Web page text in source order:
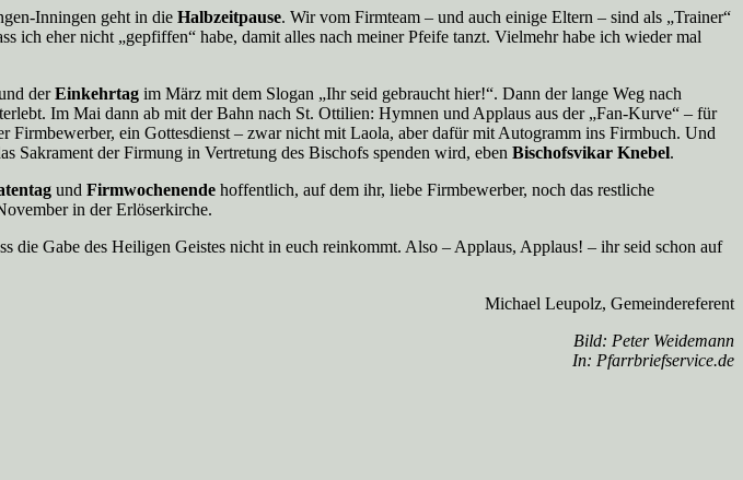
Inningen geht in die Halbzeitpause. Wir vom Firmteam – und auch einige Eltern – sind als „Trainer“
ich eher nicht „gepfiffen“ habe, damit alles nach meiner Pfeife tanzt. Vielmehr habe ich wieder mal
derEinkehrtag im März mit dem Slogan „Ihr seid gebraucht hier!“. Dann der lange Weg nach
Im Mai dann ab mit der Bahn nach St. Ottilien: Hymnen und Applaus aus der „Fan-Kurve“ – für
Firmbewerber, ein Gottesdienst – zwar nicht mit Laola, aber dafür mit Autogramm ins Firmbuch. Und
Sakrament der Firmung in Vertretung des Bischofs spenden wird, eben Bischofsvikar Knebel.
und Firmwochenende hoffentlich, auf dem ihr, liebe Firmbewerber, noch das restliche
in der Erlöserkirche.
die Gabe des Heiligen Geistes nicht in euch reinkommt. Also – Applaus, Applaus! – ihr seid schon auf
Michael Leupolz, Gemeindereferent
Bild: Peter Weidemann
In: Pfarrbriefservice.de